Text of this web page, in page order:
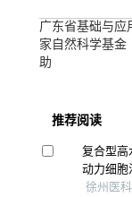
广东省基础与应
家自然科学基金
助